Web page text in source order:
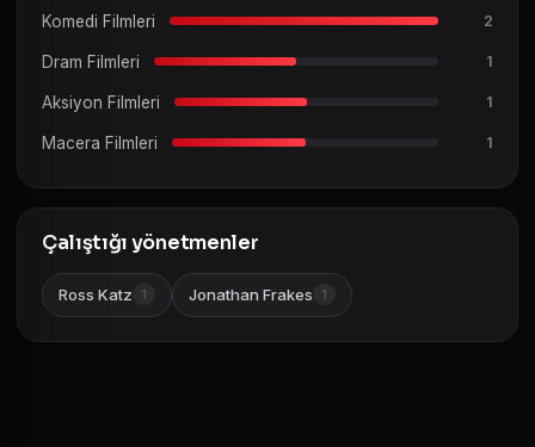
Komedi Filmleri 2
Dram Filmleri 1
Aksiyon Filmleri 1
Macera Filmleri 1
Çalıştığı yönetmenler
Ross Katz 1 Jonathan Frakes 1